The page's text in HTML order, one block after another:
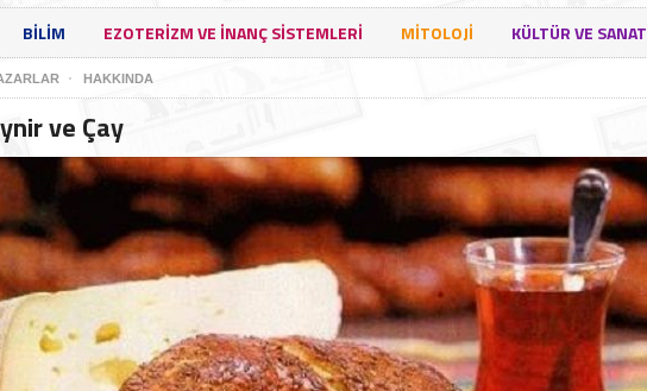
BILIM EZOTERIZM VE INANÇ SISTEMLERI MITOLOJI KÜLTÜR VE SANAT
HAKKINDA
ve Çay